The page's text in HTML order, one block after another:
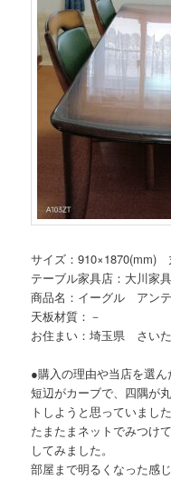
サイズ：910×1870(mm)
テーブル家具店：大川家具
商品名：イーグル アン
天板材質：－
お住まい：埼玉県 さい
●購入の理由や当店を選
短辺がカーブで、四隅が
トしようと思っていました
たまたまネットでみつけ
してみました。
部屋まで明るくなった感じ